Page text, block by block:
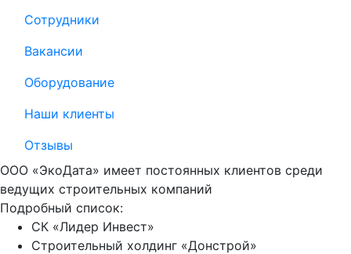
Сотрудники
Вакансии
Оборудование
Наши клиенты
Отзывы
ООО «ЭкоДата» имеет постоянных клиентов среди
ведущих строительных компаний
Подробный список:
СК «Лидер Инвест»
Строительный холдинг «Донстрой»